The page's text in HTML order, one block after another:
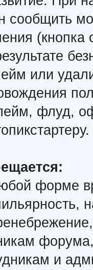
сообщить
или
флуд,
форме
и